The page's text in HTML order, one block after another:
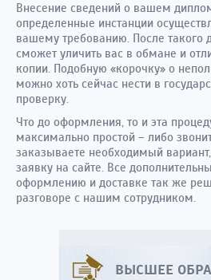
Внесение сведений о вашем
определенные инстанции
вашему требованию. После такого
сможет уличить вас в обмане и
копии. Подобную «корочку» о
можно хоть сейчас нести в
проверку.
Что до оформления, то и эта
максимально простой – либо
заказываете необходимый
заявку на сайте. Все
оформлению и доставке так же
разговоре с нашим сотрудником.
ВЫСШЕЕ